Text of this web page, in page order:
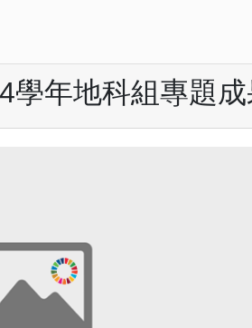
學年地科組專題